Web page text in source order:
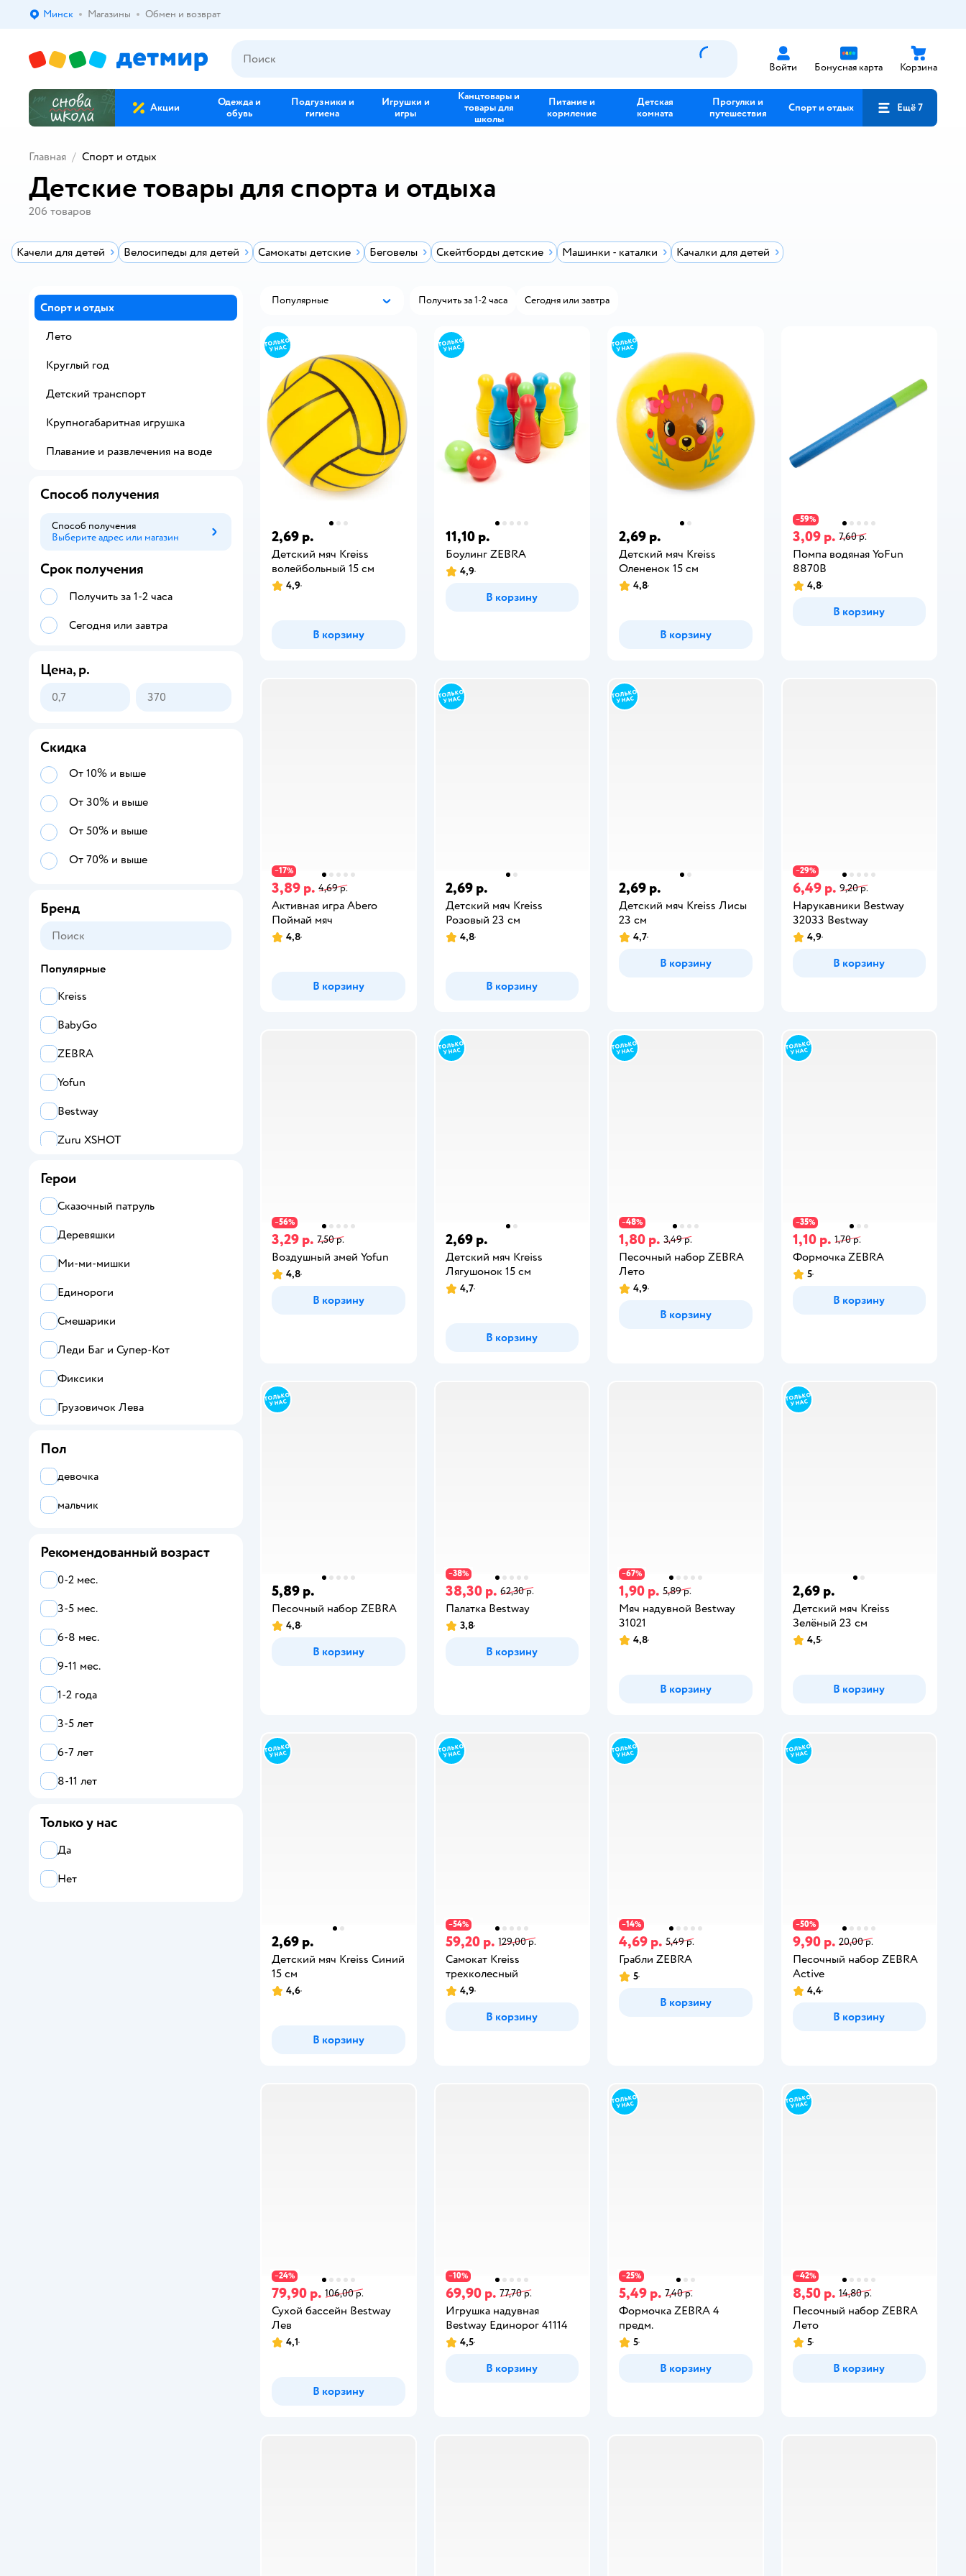
Выбор адреса доставки.
Минск Магазины Обмен и возврат
Войти Бонусная карта Корзина
Акции
Одежда и
обувь
Подгузники и
гигиена
Игрушки и
игры
Канцтовары и
товары для
школы
Питание и
кормление
Детская
комната
Прогулки и
путешествия
Спорт и отдых Ещё 7
Главная Спорт и отдых
Детские товары для спорта и отдыха
206 товаров
Качели для детей Велосипеды для детей Самокаты детские Беговелы Скейтборды детские Машинки - каталки Качалки для детей
Популярные
Популярные Получить за 1-2 часа Сегодня или завтра
2,69 р.
Детский мяч Kreiss
волейбольный 15 см
4,9
В корзину
11,10 р.
Боулинг ZEBRA
4,9
В корзину
2,69 р.
Детский мяч Kreiss
Олененок 15 см
4,8
В корзину
−59%
3,09 р. 7,60 р.
Помпа водяная YoFun
8870B
4,8
В корзину
−17%
3,89 р. 4,69 р.
Активная игра Abero
Поймай мяч
4,8
В корзину
2,69 р.
Детский мяч Kreiss
Розовый 23 см
4,8
В корзину
2,69 р.
Детский мяч Kreiss Лисы
23 см
4,7
В корзину
−29%
6,49 р. 9,20 р.
Нарукавники Bestway
32033 Bestway
4,9
В корзину
−56%
3,29 р. 7,50 р.
Воздушный змей Yofun
4,8
В корзину
2,69 р.
Детский мяч Kreiss
Лягушонок 15 см
4,7
В корзину
−48%
1,80 р. 3,49 р.
Песочный набор ZEBRA
Лето
4,9
В корзину
−35%
1,10 р. 1,70 р.
Формочка ZEBRA
5
В корзину
5,89 р.
Песочный набор ZEBRA
4,8
В корзину
−38%
38,30 р. 62,30 р.
Палатка Bestway
3,8
В корзину
−67%
1,90 р. 5,89 р.
Мяч надувной Bestway
31021
4,8
В корзину
2,69 р.
Детский мяч Kreiss
Зелёный 23 см
4,5
В корзину
2,69 р.
Детский мяч Kreiss Синий
15 см
4,6
В корзину
−54%
59,20 р. 129,00 р.
Самокат Kreiss
трехколесный
4,9
В корзину
−14%
4,69 р. 5,49 р.
Грабли ZEBRA
5
В корзину
−50%
9,90 р. 20,00 р.
Песочный набор ZEBRA
Active
4,4
В корзину
−24%
79,90 р. 106,00 р.
Сухой бассейн Bestway
Лев
4,1
В корзину
−10%
69,90 р. 77,70 р.
Игрушка надувная
Bestway Единорог 41114
4,5
В корзину
−25%
5,49 р. 7,40 р.
Формочка ZEBRA 4
предм.
5
В корзину
−42%
8,50 р. 14,80 р.
Песочный набор ZEBRA
Лето
5
В корзину
Спорт и отдых
Лето
Круглый год
Детский транспорт
Крупногабаритная игрушка
Плавание и развлечения на воде
Способ получения
Способ получения
Выберите адрес или магазин
Способ получения
Срок получения
Получить за 1-2 часа
Сегодня или завтра
Цена, р.
Скидка
От 10% и выше
От 30% и выше
От 50% и выше
От 70% и выше
Бренд
Популярные
Kreiss
BabyGo
ZEBRA
Yofun
Bestway
Zuru XSHOT
Все
Abero
Amoswiz
Attivio
BabyGo
Play Go
Sima-Land
Yofun
ZEBRA
Zuru XSHOT
Джампа
Играем вместе
ПК Лидер
Стеллар
Герои
Сказочный патруль
Деревяшки
Ми-ми-мишки
Единороги
Смешарики
Леди Баг и Супер-Кот
Фиксики
Грузовичок Лева
Пол
девочка
мальчик
Рекомендованный возраст
0-2 мес.
3-5 мес.
6-8 мес.
9-11 мес.
1-2 года
3-5 лет
6-7 лет
8-11 лет
Только у нас
Да
Нет